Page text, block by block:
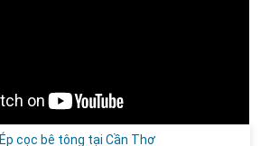
Ép cọc bê tông tại Cần Thơ